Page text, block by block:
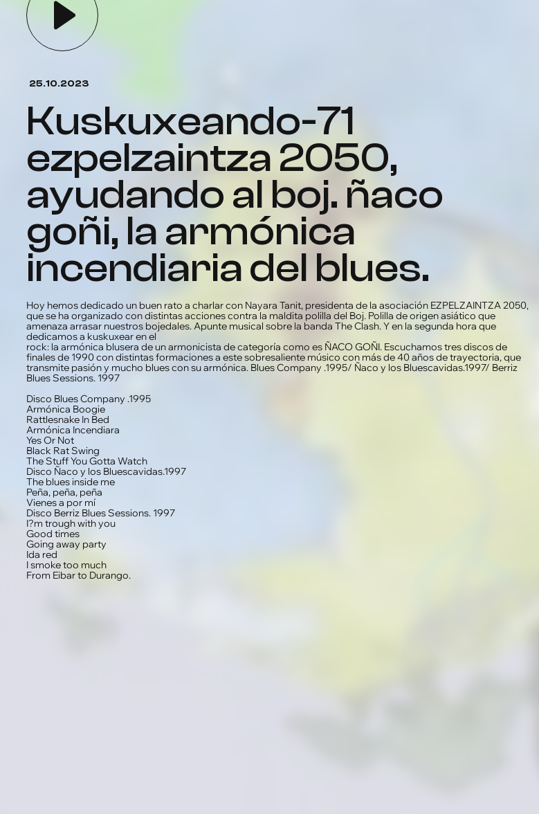
25.10.2023
kuskuxeando-71
ezpelzaintza 2050,
ayudando al boj. ñaco
goñi, la armónica
incendiaria del blues.
Hoy hemos dedicado un buen rato a charlar con Nayara Tanit, presidenta de la asociación EZPELZAINTZA 2050,
que se ha organizado con distintas acciones contra la maldita polilla del Boj. Polilla de origen asiático que
amenaza arrasar nuestros bojedales. Apunte musical sobre la banda The Clash. Y en la segunda hora que
dedicamos a kuskuxear en el
rock: la armónica blusera de un armonicista de categoría como es ÑACO GOÑI. Escuchamos tres discos de
finales de 1990 con distintas formaciones a este sobresaliente músico con más de 40 años de trayectoria, que
transmite pasión y mucho blues con su armónica. Blues Company .1995/ Ñaco y los Bluescavidas.1997/ Berriz
Blues Sessions. 1997
Disco Blues Company .1995
Armónica Boogie
Rattlesnake In Bed
Armónica Incendiara
Yes Or Not
Black Rat Swing
The Stuff You Gotta Watch
Disco Ñaco y los Bluescavidas.1997
The blues inside me
Peña, peña, peña
Vienes a por mí
Disco Berriz Blues Sessions. 1997
I?m trough with you
Good times
Going away party
Ida red
I smoke too much
From Eibar to Durango.